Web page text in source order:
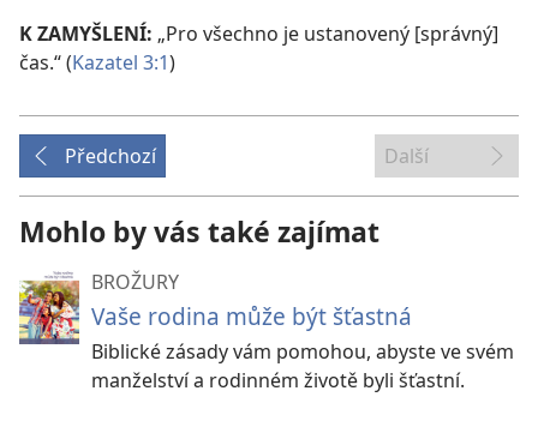
K ZAMYŠLENÍ: „Pro všechno je ustanovený [správný]
čas.“ (Kazatel 3:1)
Předchozí Další
Mohlo by vás také zajímat
BROŽURY
Vaše rodina může být šťastná
Biblické zásady vám pomohou, abyste ve svém
manželství a rodinném životě byli šťastní.